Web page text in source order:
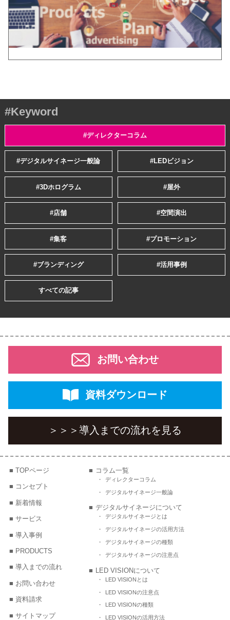
#Keyword
#ディレクターコラム
#デジタルサイネージ一般論 #LEDビジョン
#3Dホログラム #屋外
#店舗 #空間演出
#集客 #プロモーション
#ブランディング #活用事例
すべての記事
＞＞＞ 導入までの流れを見る
お問い合わせ
資料ダウンロード
TOPページ
コンセプト
新着情報
サービス
導入事例
PRODUCTS
導入までの流れ
お問い合わせ
資料請求
サイトマップ
コラム一覧
ディレクターコラム
デジタルサイネージ一般論
デジタルサイネージについて
デジタルサイネージとは
デジタルサイネージの活用方法
デジタルサイネージの種類
デジタルサイネージの注意点
LED VISIONについて
LED VISIONとは
LED VISIONの注意点
LED VISIONの種類
LED VISIONの活用方法